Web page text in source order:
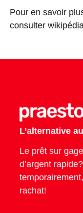
Pour en savoir
consulter
L’alternative
Le prêt sur
d’argent
rachat!